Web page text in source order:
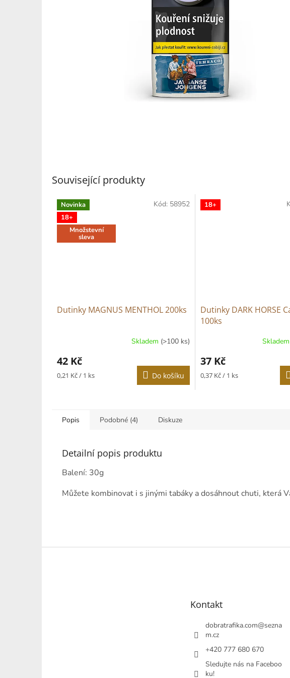
Související produkty
Novinka
18+
Množstevní
sleva
Dutinky MAGNUS MENTHOL 200ks
Skladem (>100 ks)
42 Kč
Měrná
0,21 Kč / 1 ks Do košíku
Kód: 58952 18+
Dutinky DARK HORSE
100ks
Skladem
37 Kč
Měrná
0,37 Kč / 1 ks
Popis Podobné (4) Diskuze
Detailní popis produktu
Balení: 30g
Můžete kombinovat i s jinými tabáky a dosáhnout chuti, která
Kontakt
dobratrafika.com@sezna
m.cz
+420 777 680 670
Sledujte nás na Faceboo
ku!